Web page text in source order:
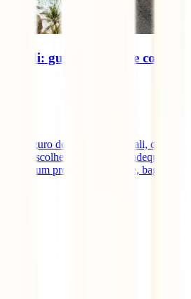
Bali: guia completo e como
de seguro de viagem para Bali, que
escolher a opção mais adequada
surgir um problema de saúde, bagagem